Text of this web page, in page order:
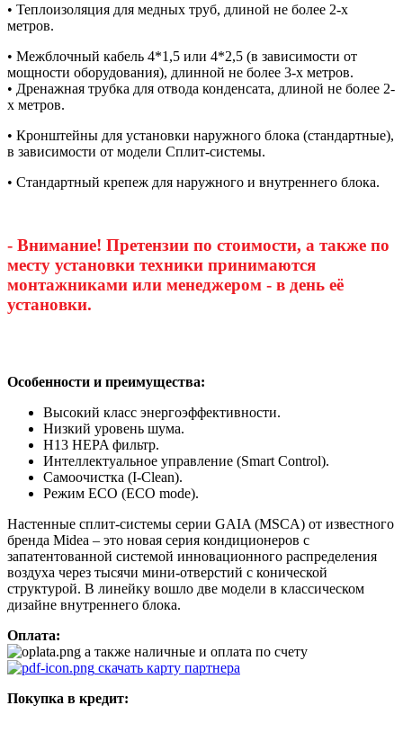
• Теплоизоляция для медных труб, длиной не более 2-х
метров.
• Межблочный кабель 4*1,5 или 4*2,5 (в зависимости от
мощности оборудования), длинной не более 3-х метров.
• Дренажная трубка для отвода конденсата, длиной не более 2-
х метров.
• Кронштейны для установки наружного блока (стандартные),
в зависимости от модели Сплит-системы.
• Стандартный крепеж для наружного и внутреннего блока.
- Внимание! Претензии по стоимости, а также по
месту установки техники принимаются
монтажниками или менеджером - в день её
установки.
Особенности и преимущества:
Высокий класс энергоэффективности.
Низкий уровень шума.
H13 HEPA фильтр.
Интеллектуальное управление (Smart Control).
Самоочистка (I-Clean).
Режим ECO (ECO mode).
Настенные сплит-системы серии GAIA (MSCA) от известного
бренда Midea – это новая серия кондиционеров с
запатентованной системой инновационного распределения
воздуха через тысячи мини-отверстий с конической
структурой. В линейку вошло две модели в классическом
дизайне внутреннего блока.
Оплата:
а также наличные и оплата по счету
скачать карту партнера
Покупка в кредит: